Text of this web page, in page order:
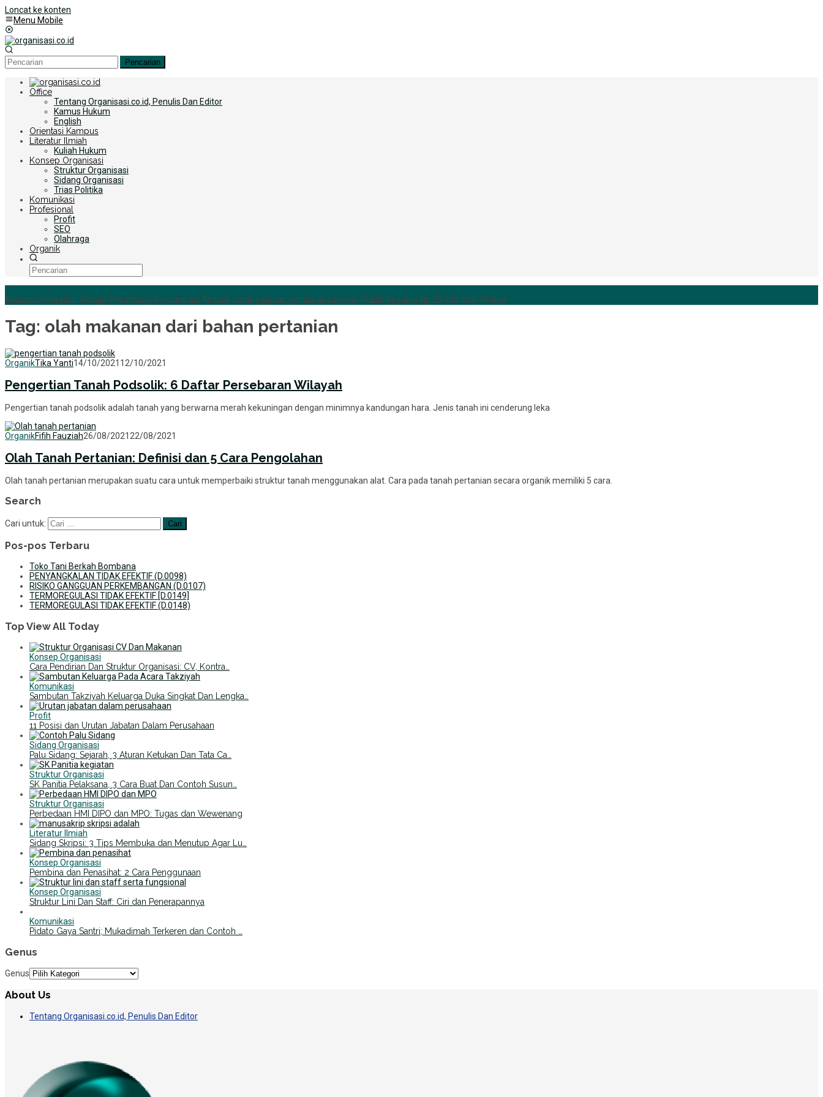
Loncat ke konten
Menu Mobile
Pencarian
Office
Tentang Organisasi.co.id, Penulis Dan Editor
Kamus Hukum
English
Orientasi Kampus
Literatur Ilmiah
Kuliah Hukum
Konsep Organisasi
Struktur Organisasi
Sidang Organisasi
Trias Politika
Komunikasi
Profesional
Profit
SEO
Olahraga
Organik
Aksioma Interelasi, Belajar Privat Gaya Komunikasi Terbaik untuk pejabat, politisi, akademisi, Publik Speaker Rp 25.000.000,-/Paket
Tag: olah makanan dari bahan pertanian
OrganikTika Yanti14/10/2021 12/10/2021
Pengertian Tanah Podsolik: 6 Daftar Persebaran Wilayah
Pengertian tanah podsolik adalah tanah yang berwarna merah kekuningan dengan minimnya kandungan hara. Jenis tanah ini cenderung leka
OrganikFifih Fauziah26/08/2021 22/08/2021
Olah Tanah Pertanian: Definisi dan 5 Cara Pengolahan
Olah tanah pertanian merupakan suatu cara untuk memperbaiki struktur tanah menggunakan alat. Cara pada tanah pertanian secara organik memiliki 5 cara.
Search
Cari untuk:
Pos-pos Terbaru
Toko Tani Berkah Bombana
PENYANGKALAN TIDAK EFEKTIF (D.0098)
RISIKO GANGGUAN PERKEMBANGAN (D.0107)
TERMOREGULASI TIDAK EFEKTIF [D.0149]
TERMOREGULASI TIDAK EFEKTIF (D.0148)
Top View All Today
Konsep Organisasi
Cara Pendirian Dan Struktur Organisasi: CV, Kontra…
Komunikasi
Sambutan Takziyah Keluarga Duka Singkat Dan Lengka…
Profit
11 Posisi dan Urutan Jabatan Dalam Perusahaan
Sidang Organisasi
Palu Sidang: Sejarah, 3 Aturan Ketukan Dan Tata Ca…
Struktur Organisasi
SK Panitia Pelaksana, 3 Cara Buat Dan Contoh Susun…
Struktur Organisasi
Perbedaan HMI DIPO dan MPO: Tugas dan Wewenang
Literatur Ilmiah
Sidang Skripsi: 3 Tips Membuka dan Menutup Agar Lu…
Konsep Organisasi
Pembina dan Penasihat: 2 Cara Penggunaan
Konsep Organisasi
Struktur Lini Dan Staff: Ciri dan Penerapannya
Komunikasi
Pidato Gaya Santri; Mukadimah Terkeren dan Contoh …
Genus
Genus
About Us
Tentang Organisasi.co.id, Penulis Dan Editor